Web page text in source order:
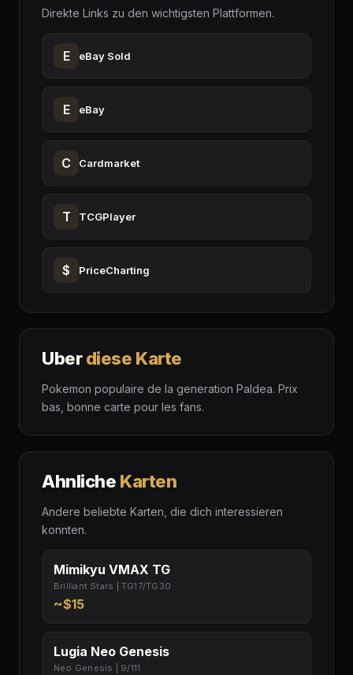
Direkte Links zu den wichtigsten Plattformen.
E eBay Sold
E eBay
C Cardmarket
T TCGPlayer
$ PriceCharting
Uberdiese Karte
Pokemon populaire de la generation Paldea. Prix
bas, bonne carte pour les fans.
Ahnliche Karten
Andere beliebte Karten, die dich interessieren
konnten.
Mimikyu VMAX TG
Brilliant Stars | TG17/TG30
~$15
Lugia Neo Genesis
Neo Genesis | 9/111